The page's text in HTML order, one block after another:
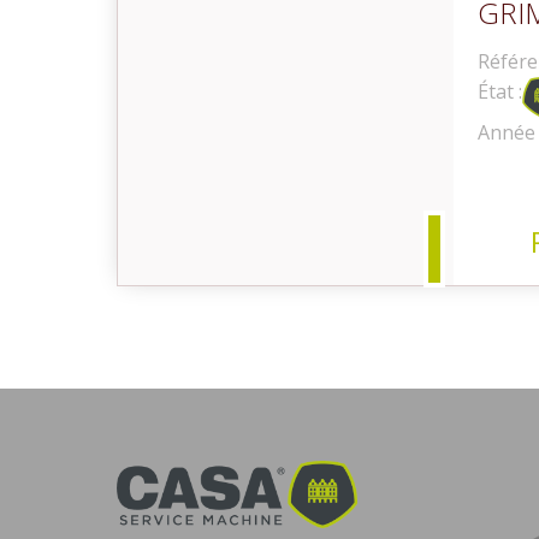
État :
Année